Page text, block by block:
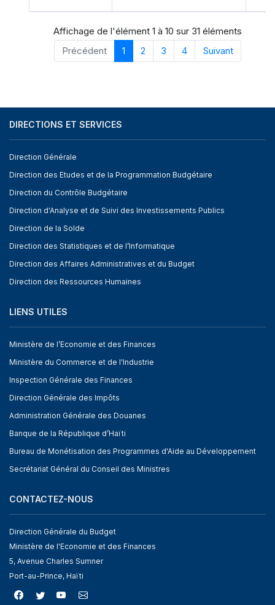
Affichage de l'élément 1 à 10 sur 31 éléments
Précédent
1 2 3 4 Suivant
DIRECTIONS ET SERVICES
Direction Générale
Direction des Etudes et de la Programmation Budgétaire
Direction du Contrôle Budgétaire
Direction d'Analyse et de Suivi des Investissements Publics
Direction de la Solde
Direction des Statistiques et de l’Informatique
Direction des Affaires Administratives et du Budget
Direction des Ressources Humaines
LIENS UTILES
Ministère de l’Economie et des Finances
Ministère du Commerce et de l'Industrie
Inspection Générale des Finances
Direction Générale des Impôts
Administration Générale des Douanes
Banque de la République d’Haïti
Bureau de Monétisation des Programmes d'Aide au Développement
Secrétariat Général du Conseil des Ministres
CONTACTEZ-NOUS
Direction Générale du Budget
Ministère de l'Economie et des Finances
5, Avenue Charles Sumner
Port-au-Prince, Haïti